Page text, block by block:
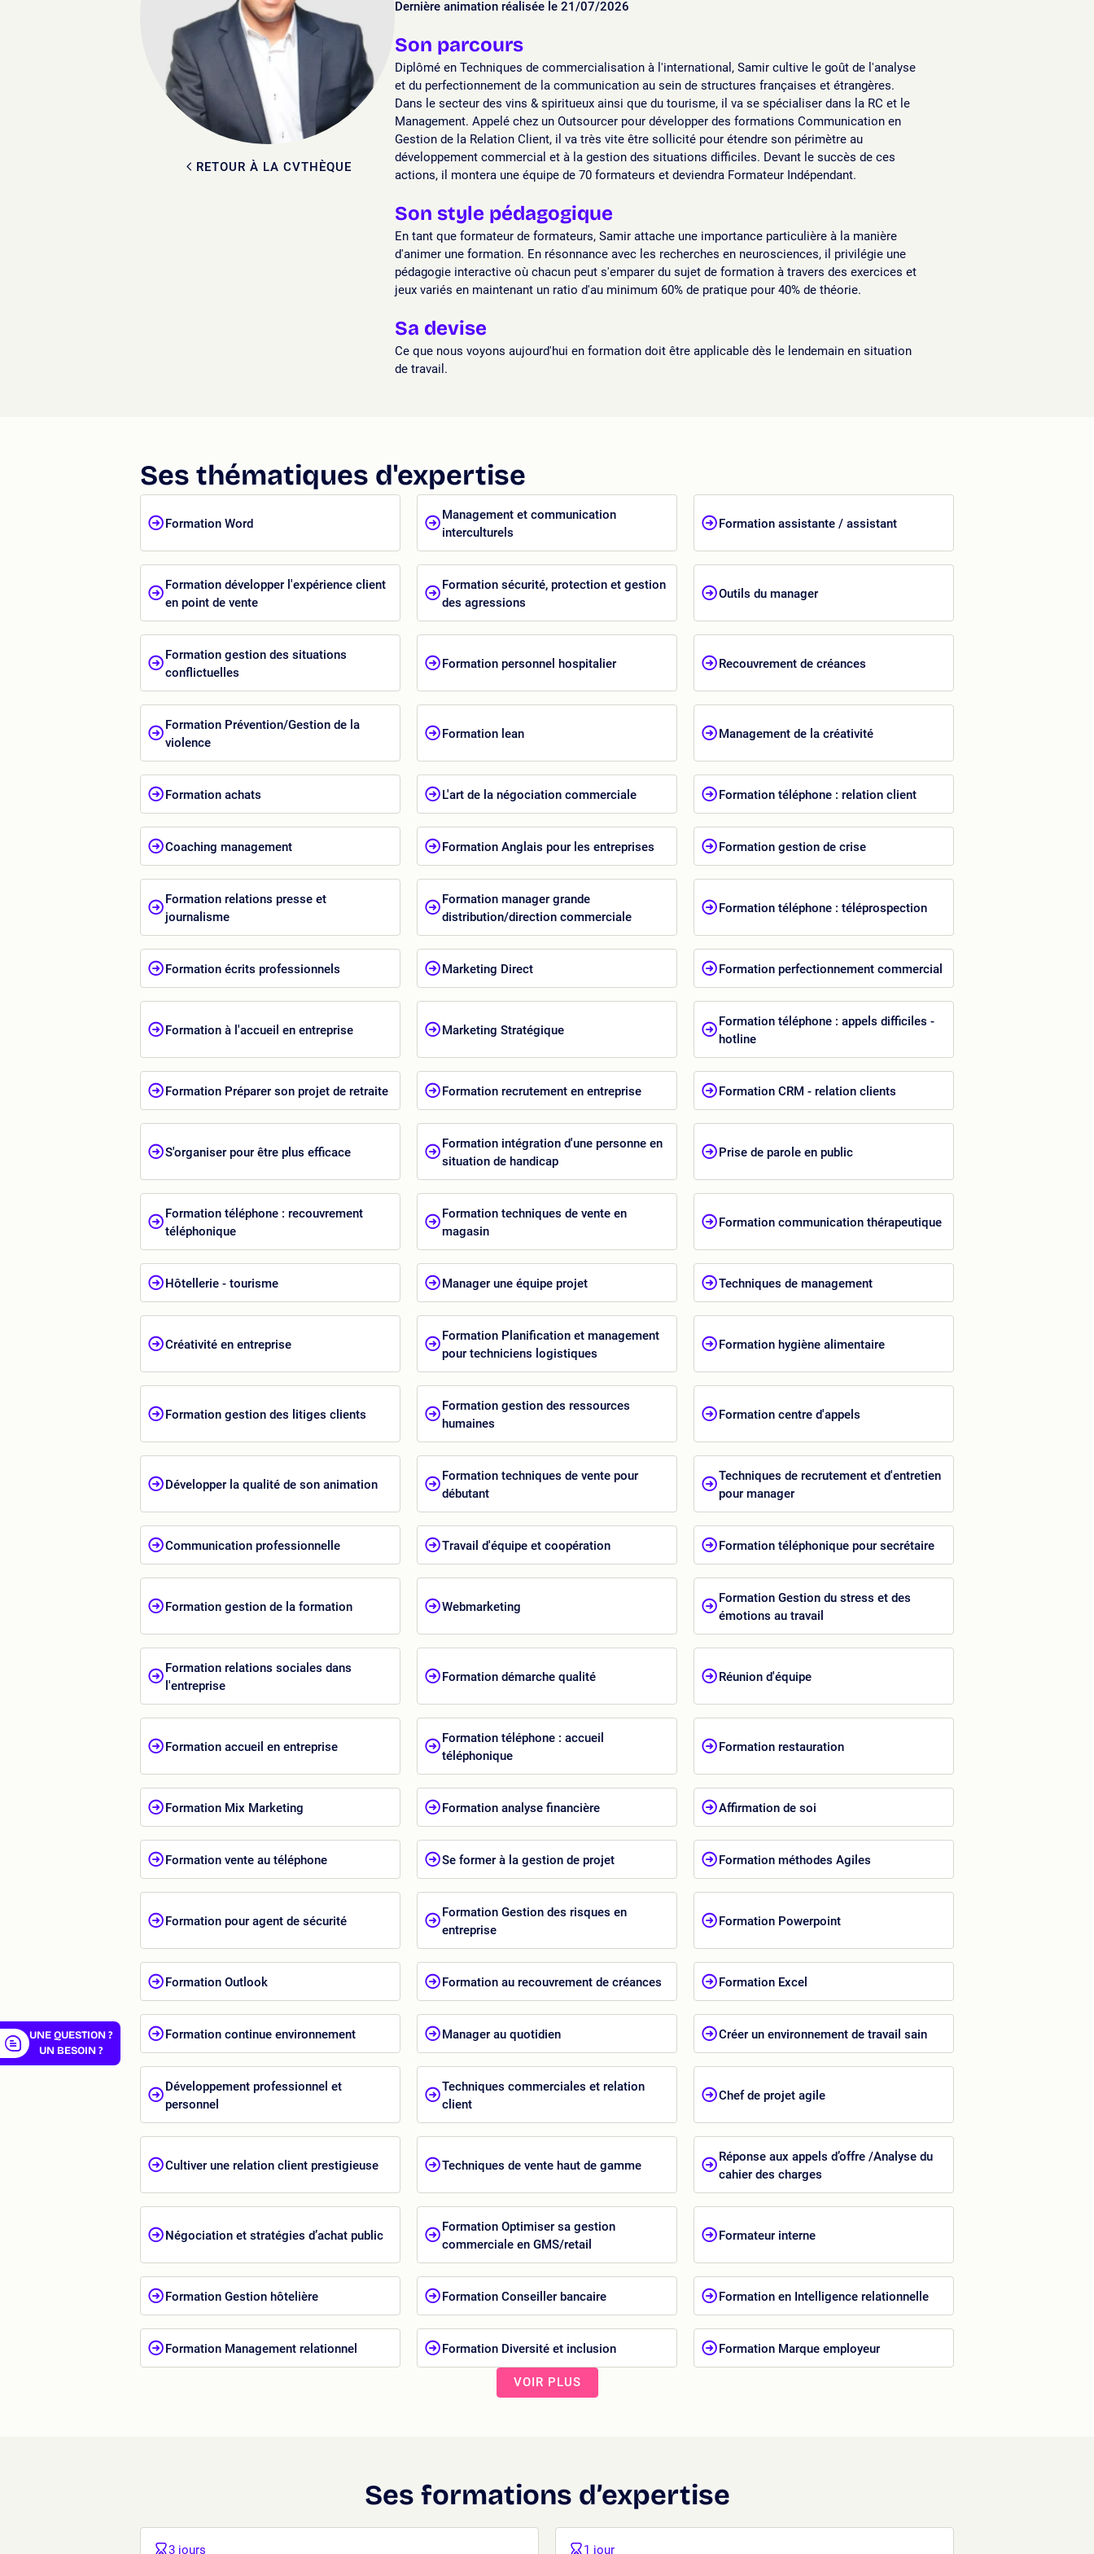
RETOUR À LA CVTHÈQUE
Dernière animation réalisée le 21/07/2026
Son parcours
Diplômé en Techniques de commercialisation à l'international, Samir cultive le goût de l'analyse
et du perfectionnement de la communication au sein de structures françaises et étrangères.
Dans le secteur des vins & spiritueux ainsi que du tourisme, il va se spécialiser dans la RC et le
Management. Appelé chez un Outsourcer pour développer des formations Communication en
Gestion de la Relation Client, il va très vite être sollicité pour étendre son périmètre au
développement commercial et à la gestion des situations difficiles. Devant le succès de ces
actions, il montera une équipe de 70 formateurs et deviendra Formateur Indépendant.
Son style pédagogique
En tant que formateur de formateurs, Samir attache une importance particulière à la manière
d'animer une formation. En résonnance avec les recherches en neurosciences, il privilégie une
pédagogie interactive où chacun peut s'emparer du sujet de formation à travers des exercices et
jeux variés en maintenant un ratio d'au minimum 60% de pratique pour 40% de théorie.
Sa devise
Ce que nous voyons aujourd'hui en formation doit être applicable dès le lendemain en situation
de travail.
Ses thématiques d'expertise
Formation Word
Management et communication
interculturels
Formation assistante / assistant
Formation développer l'expérience client
en point de vente
Formation sécurité, protection et gestion
des agressions
Outils du manager
Formation gestion des situations
conflictuelles
Formation personnel hospitalier Recouvrement de créances
Formation Prévention/Gestion de la
violence
Formation lean Management de la créativité
Formation achats L'art de la négociation commerciale Formation téléphone : relation client
Coaching management Formation Anglais pour les entreprises Formation gestion de crise
Formation relations presse et
journalisme
Formation manager grande
distribution/direction commerciale
Formation téléphone : téléprospection
Formation écrits professionnels Marketing Direct Formation perfectionnement commercial
Formation à l'accueil en entreprise Marketing Stratégique
Formation téléphone : appels difficiles -
hotline
Formation Préparer son projet de retraite Formation recrutement en entreprise Formation CRM - relation clients
S'organiser pour être plus efficace
Formation intégration d'une personne en
situation de handicap
Prise de parole en public
Formation téléphone : recouvrement
téléphonique
Formation techniques de vente en
magasin
Formation communication thérapeutique
Hôtellerie - tourisme Manager une équipe projet Techniques de management
Créativité en entreprise
Formation Planification et management
pour techniciens logistiques
Formation hygiène alimentaire
Formation gestion des litiges clients
Formation gestion des ressources
humaines
Formation centre d'appels
Développer la qualité de son animation
Formation techniques de vente pour
débutant
Techniques de recrutement et d'entretien
pour manager
Communication professionnelle Travail d'équipe et coopération Formation téléphonique pour secrétaire
Formation gestion de la formation Webmarketing
Formation Gestion du stress et des
émotions au travail
Formation relations sociales dans
l'entreprise
Formation démarche qualité Réunion d'équipe
Formation accueil en entreprise
Formation téléphone : accueil
téléphonique
Formation restauration
Formation Mix Marketing Formation analyse financière Affirmation de soi
Formation vente au téléphone Se former à la gestion de projet Formation méthodes Agiles
Formation pour agent de sécurité
Formation Gestion des risques en
entreprise
Formation Powerpoint
Formation Outlook Formation au recouvrement de créances Formation Excel
Formation continue environnement Manager au quotidien Créer un environnement de travail sain
Développement professionnel et
personnel
Techniques commerciales et relation
client
Chef de projet agile
Cultiver une relation client prestigieuse Techniques de vente haut de gamme
Réponse aux appels d’offre /Analyse du
cahier des charges
Négociation et stratégies d’achat public
Formation Optimiser sa gestion
commerciale en GMS/retail
Formateur interne
Formation Gestion hôtelière Formation Conseiller bancaire Formation en Intelligence relationnelle
Formation Management relationnel Formation Diversité et inclusion Formation Marque employeur
VOIR PLUS
Ses formations d’expertise
3 jours 1 jour
UNE QUESTION ?
UN BESOIN ?